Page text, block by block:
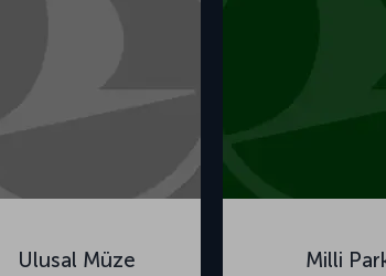
Ulusal Müze Milli